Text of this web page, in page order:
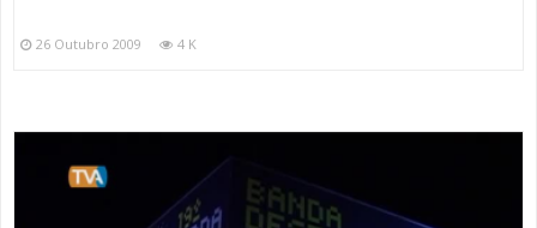
26 Outubro 2009 4 K